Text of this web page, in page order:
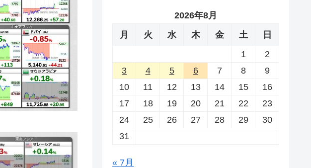
2026年8月
月
火 水 木 金 土
日
1
2
3
4 5 6 7 8
9
10
11 12 13 14 15
16
17
18 19 20 21 22
23
24
25 26 27 28 29
30
31
« 7月